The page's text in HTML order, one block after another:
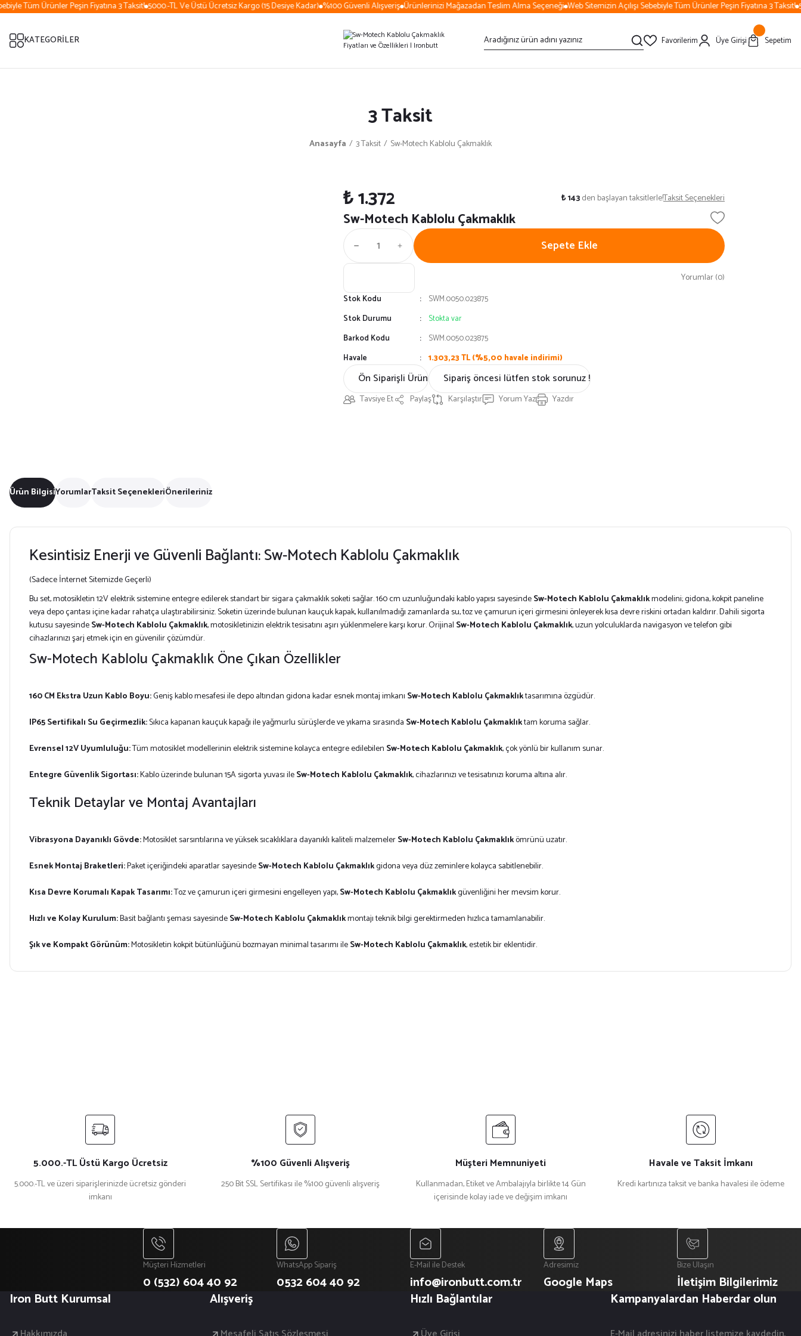
Tüm Ürünler Peşin Fiyatına 3 Taksit! 5000.-TL Ve Üstü Ücretsiz Kargo (15 Desiye Kadar) %100 Güvenli Alışveriş Ürünlerinizi Mağazadan Teslim Alma Seçeneği Web Sitemizin Açılışı Sebebiyle Tüm Ürünler Peşin Fiyatına 3 Taksit!
KATEGORİLER Favorilerim Üye Girişi Sepetim
3 Taksit
Anasayfa 3 Taksit Sw-Motech Kablolu Çakmaklık
Yorumlar (0)
Sw-Motech Kablolu Çakmaklık
₺ 1.372 ₺ 143den başlayan taksitlerle!Taksit Seçenekleri
Stok Kodu
SWM.0050.023875
Stok Durumu
Stokta var
Barkod Kodu
SWM.0050.023875
Havale
1.303,23 TL (%5,00 havale indirimi)
Sepete Ekle
Ön Siparişli Ürün Sipariş öncesi lütfen stok sorunuz !
Tavsiye Et Paylaş Karşılaştır Yorum Yaz Yazdır
Ürün BilgisiYorumlarTaksit SeçenekleriÖnerileriniz
Kesintisiz Enerji ve Güvenli Bağlantı: Sw-Motech Kablolu Çakmaklık
(Sadece İnternet Sitemizde Geçerli)
Bu set, motosikletin 12V elektrik sistemine entegre edilerek standart bir sigara çakmaklık soketi sağlar. 160 cm uzunluğundaki kablo yapısı sayesindeSw-Motech Kablolu Çakmaklıkmodelini; gidona, kokpit paneline
veya depo çantası içine kadar rahatça ulaştırabilirsiniz. Soketin üzerinde bulunan kauçuk kapak, kullanılmadığı zamanlarda su, toz ve çamurun içeri girmesini önleyerek kısa devre riskini ortadan kaldırır. Dahili sigorta
kutusu sayesindeSw-Motech Kablolu Çakmaklık, motosikletinizin elektrik tesisatını aşırı yüklenmelere karşı korur. Orijinal Sw-Motech Kablolu Çakmaklık, uzun yolculuklarda navigasyon ve telefon gibi
cihazlarınızı şarj etmek için en güvenilir çözümdür.
Sw-Motech Kablolu Çakmaklık Öne Çıkan Özellikler
160 CM Ekstra Uzun Kablo Boyu:Geniş kablo mesafesi ile depo altından gidona kadar esnek montaj imkanı Sw-Motech Kablolu Çakmaklıktasarımına özgüdür.
IP65 Sertifikalı Su Geçirmezlik:Sıkıca kapanan kauçuk kapağı ile yağmurlu sürüşlerde ve yıkama sırasında Sw-Motech Kablolu Çakmaklıktam koruma sağlar.
Evrensel 12V Uyumluluğu:Tüm motosiklet modellerinin elektrik sistemine kolayca entegre edilebilen Sw-Motech Kablolu Çakmaklık, çok yönlü bir kullanım sunar.
Entegre Güvenlik Sigortası:Kablo üzerinde bulunan 15A sigorta yuvası ileSw-Motech Kablolu Çakmaklık, cihazlarınızı ve tesisatınızı koruma altına alır.
Teknik Detaylar ve Montaj Avantajları
Vibrasyona Dayanıklı Gövde:Motosiklet sarsıntılarına ve yüksek sıcaklıklara dayanıklı kaliteli malzemelerSw-Motech Kablolu Çakmaklıkömrünü uzatır.
Esnek Montaj Braketleri:Paket içeriğindeki aparatlar sayesindeSw-Motech Kablolu Çakmaklıkgidona veya düz zeminlere kolayca sabitlenebilir.
Kısa Devre Korumalı Kapak Tasarımı:Toz ve çamurun içeri girmesini engelleyen yapı,Sw-Motech Kablolu Çakmaklıkgüvenliğini her mevsim korur.
Hızlı ve Kolay Kurulum:Basit bağlantı şeması sayesindeSw-Motech Kablolu Çakmaklıkmontajı teknik bilgi gerektirmeden hızlıca tamamlanabilir.
Şık ve Kompakt Görünüm:Motosikletin kokpit bütünlüğünü bozmayan minimal tasarımı ileSw-Motech Kablolu Çakmaklık, estetik bir eklentidir.
Bu ürüne benzer farklı alternatifler olmalı.
5.000.-TL Üstü Kargo Ücretsiz
5.000.-TL ve üzeri siparişlerinizde ücretsiz gönderi
imkanı
%100 Güvenli Alışveriş
250 Bit SSL Sertifikası ile %100 güvenli alışveriş
Müşteri Memnuniyeti
Kullanmadan, Etiket ve Ambalajıyla birlikte 14 Gün
içerisinde kolay iade ve değişim imkanı
Havale ve Taksit İmkanı
Kredi kartınıza taksit ve banka havalesi ile ödeme
Müşteri Hizmetleri
0 (532) 604 40 92
WhatsApp Sipariş
0532 604 40 92
E-Mail ile Destek
info@ironbutt.com.tr
Adresimiz
Google Maps
Bize Ulaşın
İletişim Bilgilerimiz
Iron Butt Kurumsal
Alışveriş Hızlı Bağlantılar Kampanyalardan Haberdar olun